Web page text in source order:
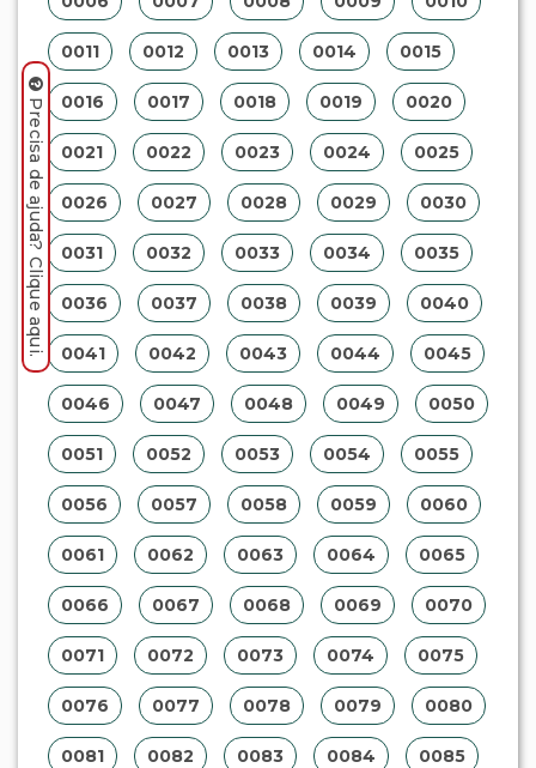
0011 0012 0013 0014 0015
0016 0017 0018 0019 0020
0021 0022 0023 0024 0025
0026 0027 0028 0029 0030
0031 0032 0033 0034 0035
0036 0037 0038 0039 0040
0041 0042 0043 0044 0045
0046 0047 0048 0049 0050
0051 0052 0053 0054 0055
0056 0057 0058 0059 0060
0061 0062 0063 0064 0065
0066 0067 0068 0069 0070
0071 0072 0073 0074 0075
0076 0077 0078 0079 0080
0081 0082 0083 0084 0085
Precisa de ajuda? Clique aqui.